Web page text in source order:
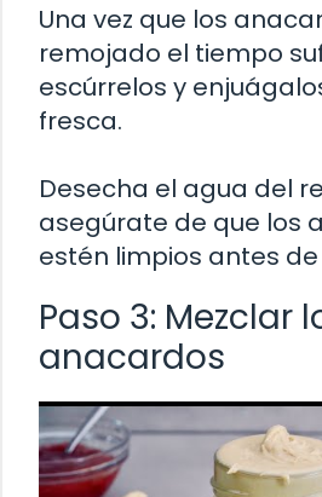
Una vez que los
remojado el tiempo
escúrrelos y
fresca.
Desecha el agua del
asegúrate de que los
estén limpios antes
Paso 3: Mezclar
anacardos